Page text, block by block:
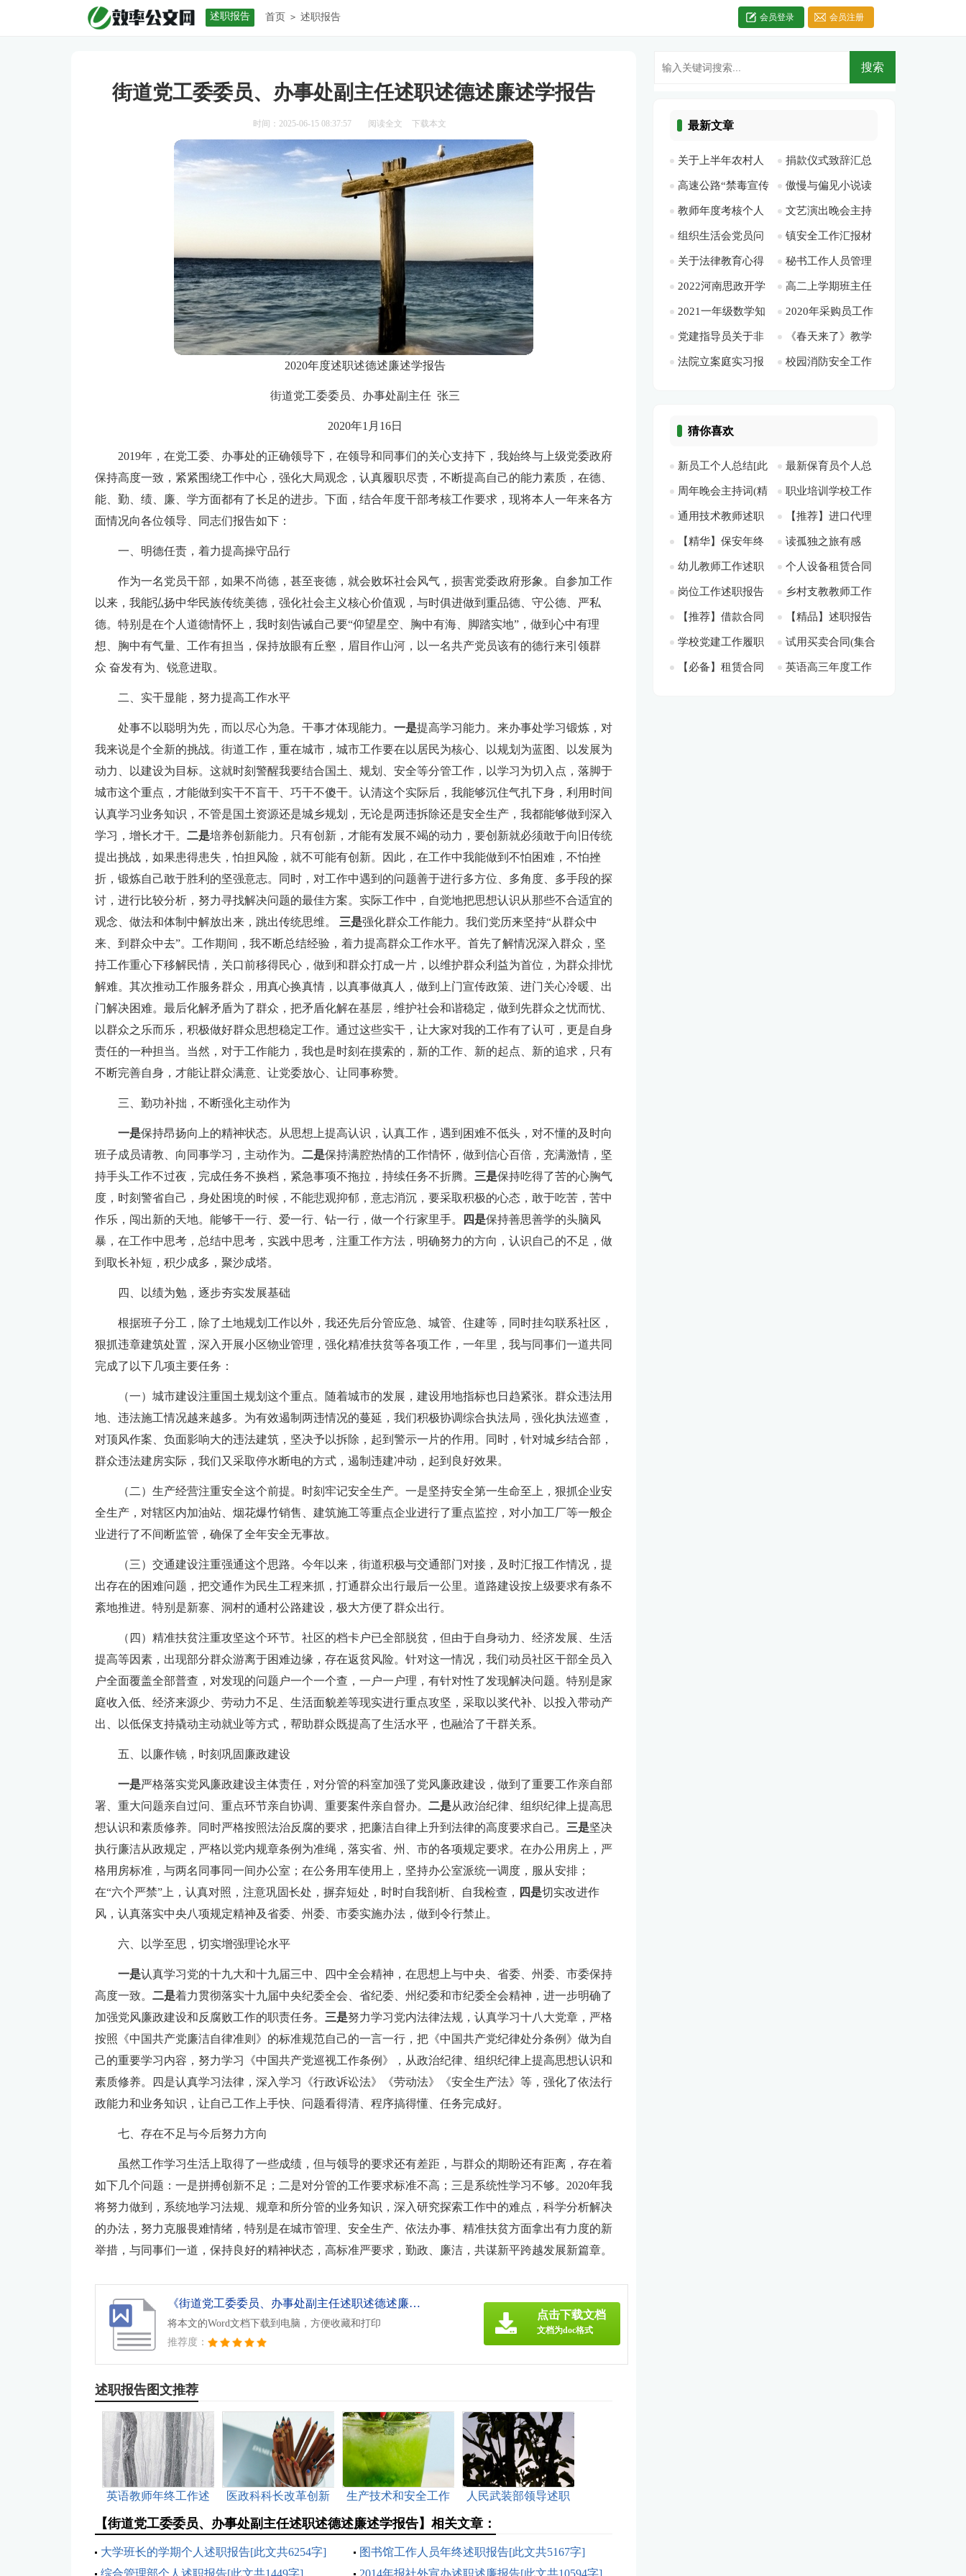
述职报告 首页 > 述职报告 会员登录 会员注册
街道党工委委员、办事处副主任述职述德述廉述学报告
时间：2025-06-15 08:37:57 阅读全文 下载本文
2020年度述职述德述廉述学报告
街道党工委委员、办事处副主任 张三
2020年1月16日
2019年，在党工委、办事处的正确领导下，在领导和同事们的关心支持下，我始终与上级党委政府
保持高度一致，紧紧围绕工作中心，强化大局观念，认真履职尽责，不断提高自己的能力素质，在德、
能、勤、绩、廉、学方面都有了长足的进步。下面，结合年度干部考核工作要求，现将本人一年来各方
面情况向各位领导、同志们报告如下：
一、明德任责，着力提高操守品行
作为一名党员干部，如果不尚德，甚至丧德，就会败坏社会风气，损害党委政府形象。自参加工作
以来，我能弘扬中华民族传统美德，强化社会主义核心价值观，与时俱进做到重品德、守公德、严私
德。特别是在个人道德情怀上，我时刻告诫自己要“仰望星空、胸中有海、脚踏实地”，做到心中有理
想、胸中有气量、工作有担当，保持放眼有丘壑，眉目作山河，以一名共产党员该有的德行来引领群
众 奋发有为、锐意进取。
二、实干显能，努力提高工作水平
处事不以聪明为先，而以尽心为急。干事才体现能力。 一是提高学习能力。来办事处学习锻炼，对
我来说是个全新的挑战。街道工作，重在城市，城市工作要在以居民为核心、以规划为蓝图、以发展为
动力、以建设为目标。这就时刻警醒我要结合国土、规划、安全等分管工作，以学习为切入点，落脚于
城市这个重点，才能做到实干不盲干、巧干不傻干。认清这个实际后，我能够沉住气扎下身，利用时间
认真学习业务知识，不管是国土资源还是城乡规划，无论是两违拆除还是安全生产，我都能够做到深入
学习，增长才干。 二是培养创新能力。只有创新，才能有发展不竭的动力，要创新就必须敢于向旧传统
提出挑战，如果患得患失，怕担风险，就不可能有创新。因此，在工作中我能做到不怕困难，不怕挫
折，锻炼自己敢于胜利的坚强意志。同时，对工作中遇到的问题善于进行多方位、多角度、多手段的探
讨，进行比较分析，努力寻找解决问题的最佳方案。实际工作中，自觉地把思想认识从那些不合适宜的
观念、做法和体制中解放出来，跳出传统思维。 三是强化群众工作能力。我们党历来坚持“从群众中
来、到群众中去”。工作期间，我不断总结经验，着力提高群众工作水平。首先了解情况深入群众，坚
持工作重心下移解民情，关口前移得民心，做到和群众打成一片，以维护群众利益为首位，为群众排忧
解难。其次推动工作服务群众，用真心换真情，以真事做真人，做到上门宣传政策、进门关心冷暖、出
门解决困难。最后化解矛盾为了群众，把矛盾化解在基层，维护社会和谐稳定，做到先群众之忧而忧、
以群众之乐而乐，积极做好群众思想稳定工作。通过这些实干，让大家对我的工作有了认可，更是自身
责任的一种担当。当然，对于工作能力，我也是时刻在摸索的，新的工作、新的起点、新的追求，只有
不断完善自身，才能让群众满意、让党委放心、让同事称赞。
三、勤功补拙，不断强化主动作为
一是保持昂扬向上的精神状态。从思想上提高认识，认真工作，遇到困难不低头，对不懂的及时向
班子成员请教、向同事学习，主动作为。 二是保持满腔热情的工作情怀，做到信心百倍，充满激情，坚
持手头工作不过夜，完成任务不换档，紧急事项不拖拉，持续任务不折腾。 三是保持吃得了苦的心胸气
度，时刻警省自己，身处困境的时候，不能悲观抑郁，意志消沉，要采取积极的心态，敢于吃苦，苦中
作乐，闯出新的天地。能够干一行、爱一行、钻一行，做一个行家里手。
四是保持善思善学的头脑风
暴，在工作中思考，总结中思考，实践中思考，注重工作方法，明确努力的方向，认识自己的不足，做
到取长补短，积少成多，聚沙成塔。
四、以绩为勉，逐步夯实发展基础
根据班子分工，除了土地规划工作以外，我还先后分管应急、城管、住建等，同时挂勾联系社区，
狠抓违章建筑处置，深入开展小区物业管理，强化精准扶贫等各项工作，一年里，我与同事们一道共同
完成了以下几项主要任务：
（一）城市建设注重国土规划这个重点。随着城市的发展，建设用地指标也日趋紧张。群众违法用
地、违法施工情况越来越多。为有效遏制两违情况的蔓延，我们积极协调综合执法局，强化执法巡查，
对顶风作案、负面影响大的违法建筑，坚决予以拆除，起到警示一片的作用。同时，针对城乡结合部，
群众违法建房实际，我们又采取停水断电的方式，遏制违建冲动，起到良好效果。
（二）生产经营注重安全这个前提。时刻牢记安全生产。一是坚持安全第一生命至上，狠抓企业安
全生产，对辖区内加油站、烟花爆竹销售、建筑施工等重点企业进行了重点监控，对小加工厂等一般企
业进行了不间断监管，确保了全年安全无事故。
（三）交通建设注重强通这个思路。今年以来，街道积极与交通部门对接，及时汇报工作情况，提
出存在的困难问题，把交通作为民生工程来抓，打通群众出行最后一公里。道路建设按上级要求有条不
紊地推进。特别是新寨、洞村的通村公路建设，极大方便了群众出行。
（四）精准扶贫注重攻坚这个环节。社区的档卡户已全部脱贫，但由于自身动力、经济发展、生活
提高等因素，出现部分群众游离于困难边缘，存在返贫风险。针对这一情况，我们动员社区干部全员入
户全面覆盖全部普查，对发现的问题户一个一个查，一户一户理，有针对性了发现解决问题。特别是家
庭收入低、经济来源少、劳动力不足、生活面貌差等现实进行重点攻坚，采取以奖代补、以投入带动产
出、以低保支持撬动主动就业等方式，帮助群众既提高了生活水平，也融洽了干群关系。
五、以廉作镜，时刻巩固廉政建设
一是严格落实党风廉政建设主体责任，对分管的科室加强了党风廉政建设，做到了重要工作亲自部
署、重大问题亲自过问、重点环节亲自协调、重要案件亲自督办。 二是从政治纪律、组织纪律上提高思
想认识和素质修养。同时严格按照法治反腐的要求，把廉洁自律上升到法律的高度要求自己。 三是坚决
执行廉洁从政规定，严格以党内规章条例为准绳，落实省、州、市的各项规定要求。在办公用房上，严
格用房标准，与两名同事同一间办公室；在公务用车使用上，坚持办公室派统一调度，服从安排；
在“六个严禁”上，认真对照，注意巩固长处，摒弃短处，时时自我剖析、自我检查， 四是切实改进作
风，认真落实中央八项规定精神及省委、州委、市委实施办法，做到令行禁止。
六、以学至思，切实增强理论水平
一是认真学习党的十九大和十九届三中、四中全会精神，在思想上与中央、省委、州委、市委保持
高度一致。 二是着力贯彻落实十九届中央纪委全会、省纪委、州纪委和市纪委全会精神，进一步明确了
加强党风廉政建设和反腐败工作的职责任务。 三是努力学习党内法律法规，认真学习十八大党章，严格
按照《中国共产党廉洁自律准则》的标准规范自己的一言一行，把《中国共产党纪律处分条例》做为自
己的重要学习内容，努力学习《中国共产党巡视工作条例》，从政治纪律、组织纪律上提高思想认识和
素质修养。四是认真学习法律，深入学习《行政诉讼法》《劳动法》《安全生产法》等，强化了依法行
政能力和业务知识，让自己工作上手快、问题看得清、程序搞得懂、任务完成好。
七、存在不足与今后努力方向
虽然工作学习生活上取得了一些成绩，但与领导的要求还有差距，与群众的期盼还有距离，存在着
如下几个问题：一是拼搏创新不足；二是对分管的工作要求标准不高；三是系统性学习不够。2020年我
将努力做到，系统地学习法规、规章和所分管的业务知识，深入研究探索工作中的难点，科学分析解决
的办法，努力克服畏难情绪，特别是在城市管理、安全生产、依法办事、精准扶贫方面拿出有力度的新
举措，与同事们一道，保持良好的精神状态，高标准严要求，勤政、廉洁，共谋新平跨越发展新篇章。
《街道党工委委员、办事处副主任述职述德述廉述学报告[此文共2683字].doc》
将本文的Word文档下载到电脑，方便收藏和打印
推荐度：
点击下载文档
文档为doc格式
述职报告图文推荐
英语教师年终工作述
医政科科长改革创新
字]
生产技术和安全工作
字]
人民武装部领导述职
[此文共8590字]
【街道党工委委员、办事处副主任述职述德述廉述学报告】相关文章：
大学班长的学期个人述职报告[此文共6254字]
图书馆工作人员年终述职报告[此文共5167字]
综合管理部个人述职报告[此文共1449字]
2014年报社外宣办述职述廉报告[此文共10594字]
最新文章
关于上半年农村人
居环境环境整治工作
总结暨第二季度检查
情况的通报[此文共
2657字]
捐款仪式致辞汇总
合集[此文共3420字]
高速公路“禁毒宣传
月”活动总结[此文共
710字]
傲慢与偏见小说读
后感[此文共3257字]
教师年度考核个人
总结德能勤绩多篇
[此文共5708字]
文艺演出晚会主持
词[此文共7760字]
组织生活会党员问
题清单[此文共1257
字]
镇安全工作汇报材
料(精选多篇)[此文共
6848字]
关于法律教育心得
体会[此文共4120字]
秘书工作人员管理
规定[此文共958字]
2022河南思政开学
第一课观后感通用多
篇[此文共3687字]
高二上学期班主任
工作计划900字[此文
共8385字]
2021一年级数学知
识点[此文共1082字]
2020年采购员工作
总结[此文共7684字]
党建指导员关于非
公党建工作个人总结
《春天来了》教学
反思[此文共1847字]
法院立案庭实习报 校园消防安全工作
猜你喜欢
新员工个人总结[此
文共2583字]
最新保育员个人总
结[此文共13753字]
周年晚会主持词(精
选多篇)[此文共6910
字]
职业培训学校工作
总结3篇[此文共5333
字]
通用技术教师述职
报告[此文共3478字]
【推荐】进口代理
合同[此文共22060
字]
【精华】保安年终
总结5篇[此文共8559
字]
读孤独之旅有感
（通用4篇）[此文共
2999字]
幼儿教师工作述职
报告汇编5篇[此文共
7507字]
个人设备租赁合同
(12篇)[此文共18318
字]
岗位工作述职报告
集合15篇[此文共
24405字]
乡村支教教师工作
总结[此文共4990字]
【推荐】借款合同
范文汇编十篇[此文
共25213字]
【精品】述职报告
范文10篇[此文共
12939字]
学校党建工作履职
情况述职报告[此文
试用买卖合同(集合
15篇)[此文共13446
【必备】租赁合同 英语高三年度工作